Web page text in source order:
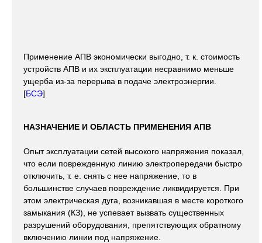
Применение АПВ экономически выгодно, т. к. стоимость
устройств АПВ и их эксплуатации несравнимо меньше
ущерба из-за перерыва в подаче электроэнергии.
[БСЭ]
НАЗНАЧЕНИЕ И ОБЛАСТЬ ПРИМЕНЕНИЯ АПВ
Опыт эксплуатации сетей высокого напряжения показал,
что если поврежденную линию электропередачи быстро
отключить, т. е. снять с нее напряжение, то в
большинстве случаев повреждение ликвидируется. При
этом электрическая дуга, возникавшая в месте короткого
замыкания (КЗ), не успевает вызвать существенных
разрушений оборудования, препятствующих обратному
включению линии под напряжение.